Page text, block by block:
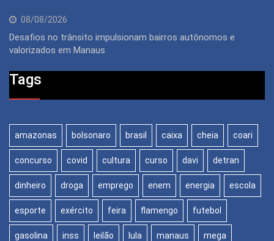
08/08/2026
Desafios no trânsito impulsionam bairros autônomos e
valorizados em Manaus
Tags
amazonas bolsonaro brasil caixa cheia coari
concurso covid cultura curso davi detran
dinheiro droga emprego enem energia escola
esporte exército feira flamengo futebol
gasolina inss leilão lula manaus mega